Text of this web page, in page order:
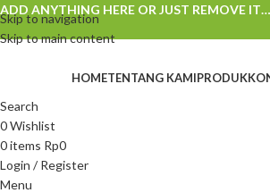
Skip to navigation
Skip to main content
ADD ANYTHING HERE OR JUST REMOVE IT…
HOMETENTANG KAMIPRODUK
Search
0Wishlist
0items Rp0
Login / Register
Menu